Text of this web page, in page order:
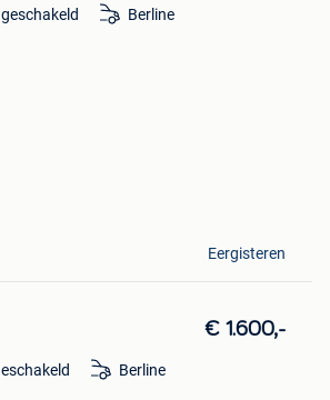
Berline
Eergisteren
€ 1.600,-
Berline